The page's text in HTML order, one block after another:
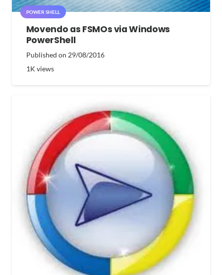
POWER SHELL
Movendo as FSMOs via Windows
PowerShell
Published on 29/08/2016
1K views